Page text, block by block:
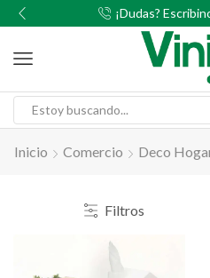
¡Dudas?
Inicio Comercio Deco
Filtros